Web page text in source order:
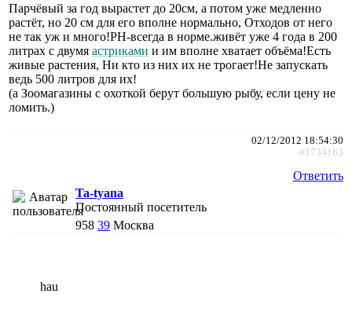
Парчёвый за год вырастет до 20см, а потом уже медленно
растёт, но 20 см для его вполне нормально, Отходов от него
не так уж и много!PH-всегда в норме.живёт уже 4 года в 200
литрах с двумя астриками и им вполне хватает объёма!Есть
живые растения, Ни кто из них их не трогает!Не запускать
ведь 500 литров для их!
(а Зоомагазины с охоткой берут большую рыбу, если цену не
ломить.)
02/12/2012 18:54:30
#1734163
Ответить
Ta-tyana
Постоянный посетитель
958 39 Москва
hau